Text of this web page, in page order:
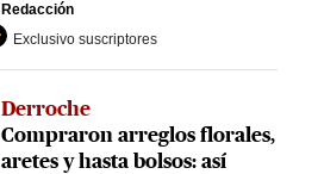
Redacción
Exclusivo suscriptores
Derroche
Compraron arreglos florales,
aretes y hasta bolsos: así